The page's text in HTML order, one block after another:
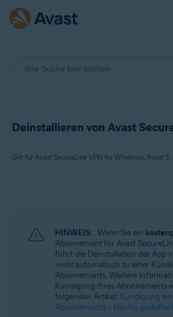
Deinstallieren von Avast
Gilt für Avast SecureLine VPN für Windows, Avast
Avast SecureLine VPN 4.x für Mac
Avast SecureLine VPN 6.x für Android
Avast SecureLine VPN 6.x für iOS
Betriebssysteme:
Microsoft Windows 11 Home/Pro/Enterprise/
Microsoft Windows 10 Home/Pro/Enterprise/
Microsoft Windows 8.1 Home/Pro/Enterprise/
HINWEIS: Wenn Sie ein
Abonnement für Avast
führt die Deinstallation der App
nichtautomatisch zu einer
Abonnements. Weitere
Kündigung Ihres Abonnements
folgenden Artikel: Kündigung
Abonnements – Häufig gestellte